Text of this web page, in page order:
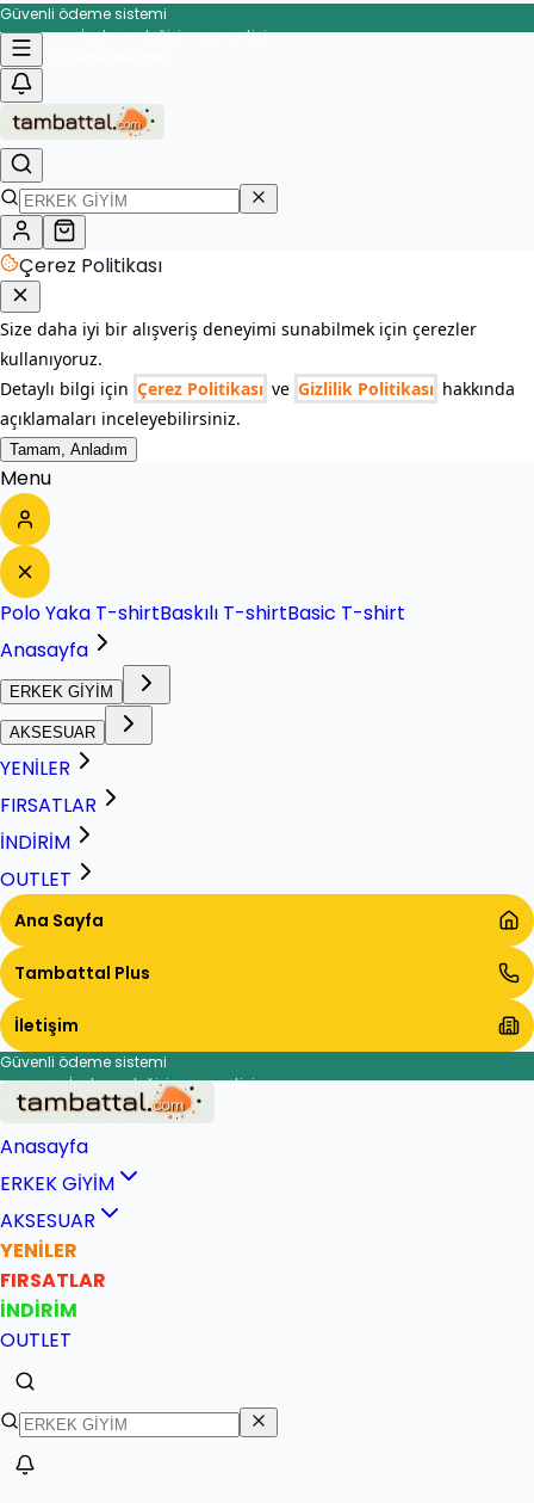
Güvenli ödeme sistemi
İade ve değişim garantisi
teslimat
Çerez Politikası
Size daha iyi bir alışveriş deneyimi sunabilmek için çerezler
kullanıyoruz.
Detaylı bilgi için Çerez Politikası ve Gizlilik Politikası hakkında
açıklamaları inceleyebilirsiniz.
Tamam, Anladım
Menu
Polo Yaka T-shirtBaskılı T-shirtBasic T-shirt
Anasayfa
ERKEK GİYİM
AKSESUAR
YENİLER
FIRSATLAR
İNDİRİM
OUTLET
Ana Sayfa
Tambattal Plus
İletişim
Güvenli ödeme sistemi
İade ve değişim garantisi
teslimat
Anasayfa
ERKEK GİYİM
AKSESUAR
YENİLER
FIRSATLAR
İNDİRİM
OUTLET